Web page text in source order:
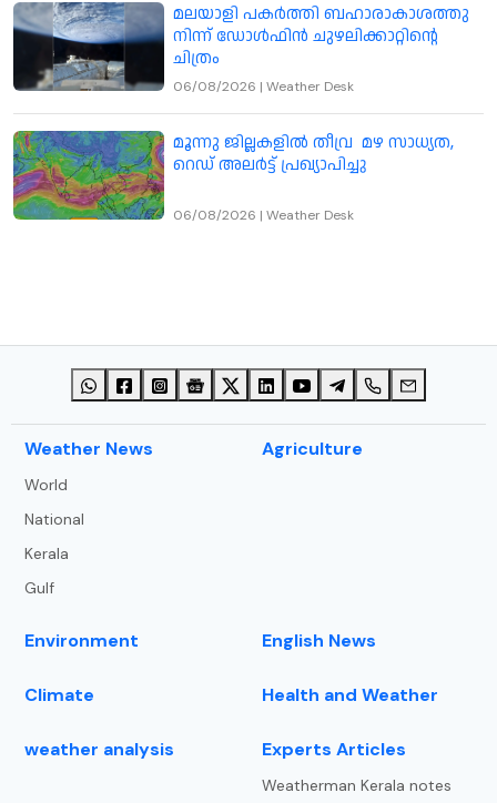
മലയാളി പകര്‍ത്തി ബഹാരാകാശത്തു
നിന്ന് ഡോള്‍ഫിന്‍ ചുഴലിക്കാറ്റിന്റെ
ചിത്രം
06/08/2026 | Weather Desk
മൂന്നു ജില്ലകളിൽ തീവ്ര മഴ സാധ്യത,
റെഡ് അലർട്ട് പ്രഖ്യാപിച്ചു
06/08/2026 | Weather Desk
⁠Weather News
World
National
Kerala
Gulf
Agriculture
Environment English News
Climate Health and Weather
weather analysis Experts Articles
Weatherman Kerala notes